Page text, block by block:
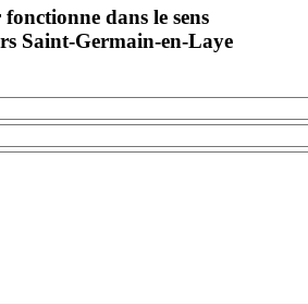
dans le sens
Saint-Germain-en-Laye